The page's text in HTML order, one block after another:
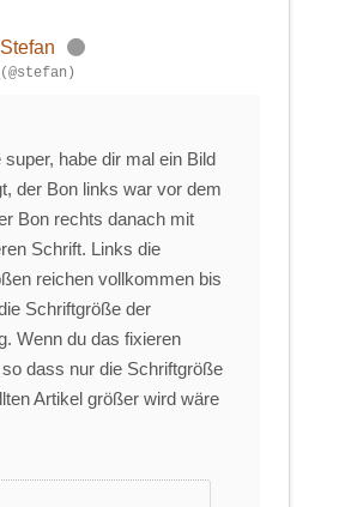
Stefan
(@stefan)
super, habe dir mal ein Bild
der Bon links war vor dem
Bon rechts danach mit
Schrift. Links die
reichen vollkommen bis
Schriftgröße der
Wenn du das fixieren
dass nur die Schriftgröße
Artikel größer wird wäre